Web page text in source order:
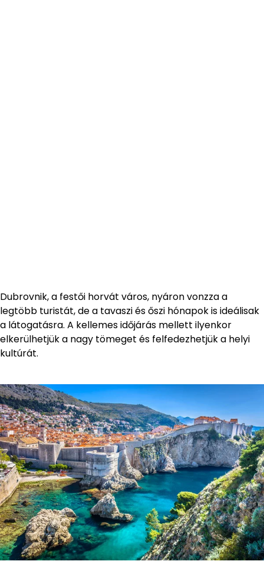
Dubrovnik, a festői horvát város, nyáron vonzza a
legtöbb turistát, de a tavaszi és őszi hónapok is ideálisak
a látogatásra. A kellemes időjárás mellett ilyenkor
elkerülhetjük a nagy tömeget és felfedezhetjük a helyi
kultúrát.